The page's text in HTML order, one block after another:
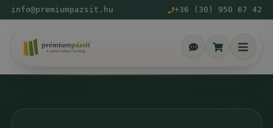
info@premiumpazsit.hu +36 (30) 950 67 42